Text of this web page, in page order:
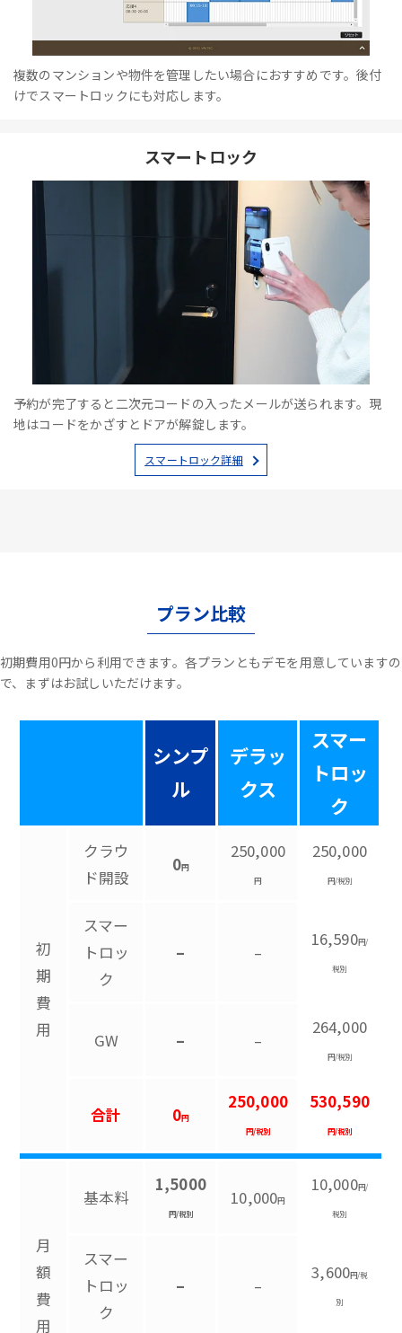
複数のマンションや物件を管理したい場合におすすめです。後付
けでスマートロックにも対応します。
スマートロック
予約が完了すると二次元コードの入ったメールが送られます。現
地はコードをかざすとドアが解錠します。
スマートロック詳細
プラン比較
初期費用0円から利用できます。各プランともデモを用意していますの
で、まずはお試しいただけます。
シンプ
ル
デラッ
クス
スマー
トロッ
ク
初
期
費
用
クラウ
ド開設
0円
250,000
円
250,000
円/税別
スマー
トロッ
ク
– –
16,590円/
税別
GW – –
264,000
円/税別
合計 0円
250,000
円/税別
530,590
円/税別
月
額
費
用
基本料
1,5000
円/税別
10,000円
10,000円/
税別
スマー
トロッ
ク
– –
3,600円/税
別